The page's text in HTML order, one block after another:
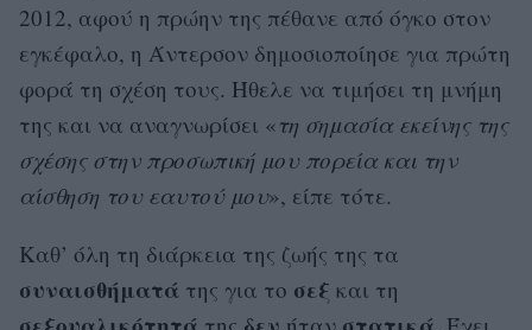
2012, αφού η πρώην της πέθανε από όγκο στον
εγκέφαλο, η Άντερσον δημοσιοποίησε για πρώτη
φορά τη σχέση τους. Ήθελε να τιμήσει τη μνήμη
της και να αναγνωρίσει «τη σημασία εκείνης της
σχέσης στην προσωπική μου πορεία και την
αίσθηση του εαυτού μου», είπε τότε.
Καθ’ όλη τη διάρκεια της ζωής της τα
συναισθήματά της για το σεξ και τη